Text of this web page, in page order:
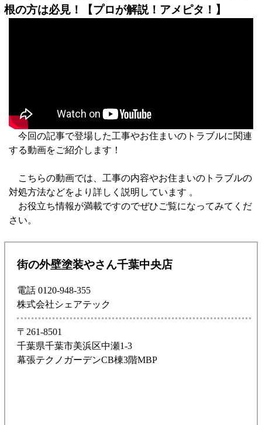
根の方は必見！【プロが解説！アメピタ！】
今回の記事で登場した工事やお住まいのトラブルに関連
する動画をご紹介します！
こちらの動画では、工事の内容やお住まいのトラブルの
対処方法などをより詳しく説明しています 。
お役立ち情報が満載ですのでぜひご覧になってみてくだ
さい。
街の外壁塗装やさん千葉中央店
電話 0120-948-355
株式会社シェアテック
〒261-8501
千葉県千葉市美浜区中瀬1-3
幕張テクノガーデンCB棟3階MBP